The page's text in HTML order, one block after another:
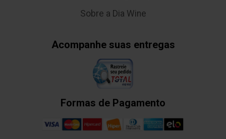
Sobre a Dia Wine
Acompanhe suas entregas
Formas de Pagamento